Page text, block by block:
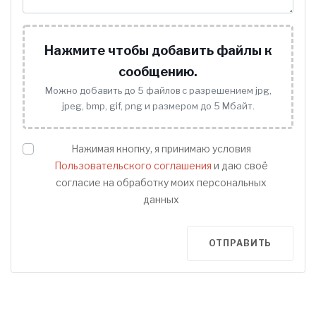
Нажмите чтобы добавить файлы к
сообщению.
Можно добавить до 5 файлов с разрешением jpg,
jpeg, bmp, gif, png и размером до 5 Мбайт.
Нажимая кнопку, я принимаю условия
Пользовательского соглашения и даю своё
согласие на обработку моих персональных
данных
ОТПРАВИТЬ